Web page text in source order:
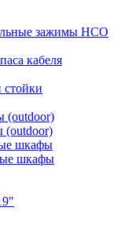
зажимы НСО
кабеля
(outdoor)
(outdoor)
шкафы
шкафы